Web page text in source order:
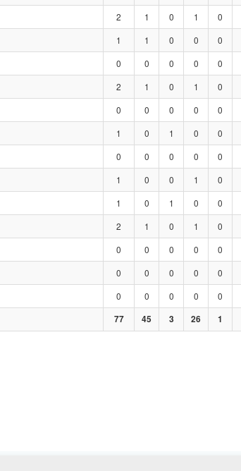
2 1 0 1 0
1 1 0 0 0
0 0 0 0 0
2 1 0 1 0
0 0 0 0 0
1 0 1 0 0
0 0 0 0 0
1 0 0 1 0
1 0 1 0 0
2 1 0 1 0
0 0 0 0 0
0 0 0 0 0
0 0 0 0 0
77 45 3 26 1